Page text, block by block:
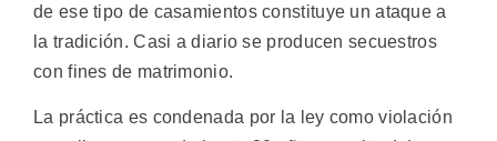
de ese tipo de casamientos constituye un ataque a
la tradición. Casi a diario se producen secuestros
con fines de matrimonio.
La práctica es condenada por la ley como violación